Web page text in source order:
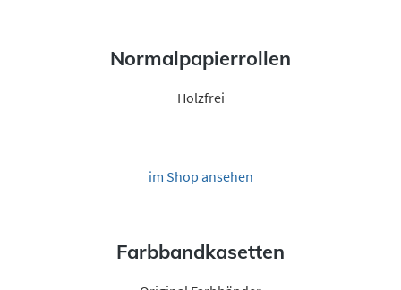
Normalpapierrollen
Holzfrei
im Shop ansehen
Farbbandkasetten